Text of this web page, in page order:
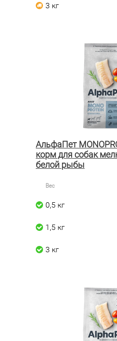
3 кг
АльфаПет
корм для собак
белой рыбы
Вес
0,5 кг
1,5 кг
3 кг